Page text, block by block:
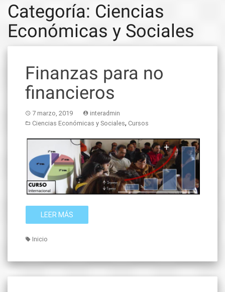
Categoría: Ciencias
Económicas y Sociales
Finanzas para no
financieros
7 marzo, 2019
interadmin
Ciencias Económicas y Sociales, Cursos
LEER MÁS
Inicio